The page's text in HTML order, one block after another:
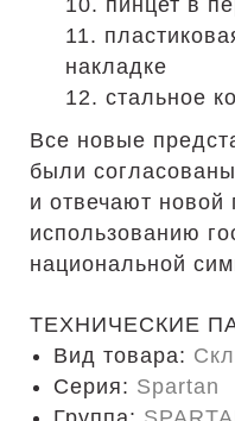
10. пинцет в
11.
накладке
12. стальное
Все новые
были
и отвечают новой
использованию
национальной
ТЕХНИЧЕСКИЕ
Вид товара:
Серия: Spartan